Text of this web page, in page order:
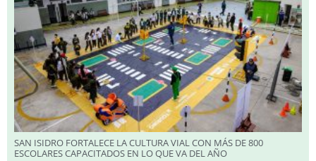
SAN ISIDRO FORTALECE LA CULTURA VIAL CON MÁS DE 800
ESCOLARES CAPACITADOS EN LO QUE VA DEL AÑO